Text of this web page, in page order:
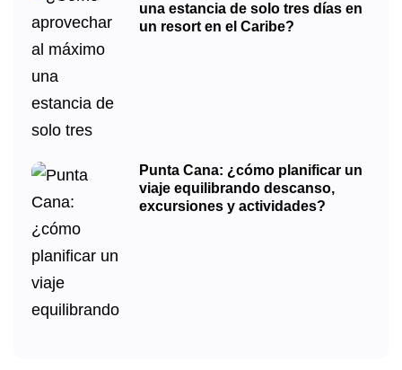
una estancia de solo tres días en
un resort en el Caribe?
Punta Cana: ¿cómo planificar un
viaje equilibrando descanso,
excursiones y actividades?